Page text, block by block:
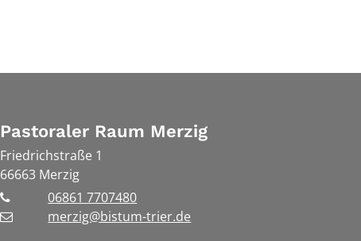
Pastoraler Raum Merzig
Friedrichstraße 1
66663 Merzig
06861 7707480
merzig@bistum-trier.de